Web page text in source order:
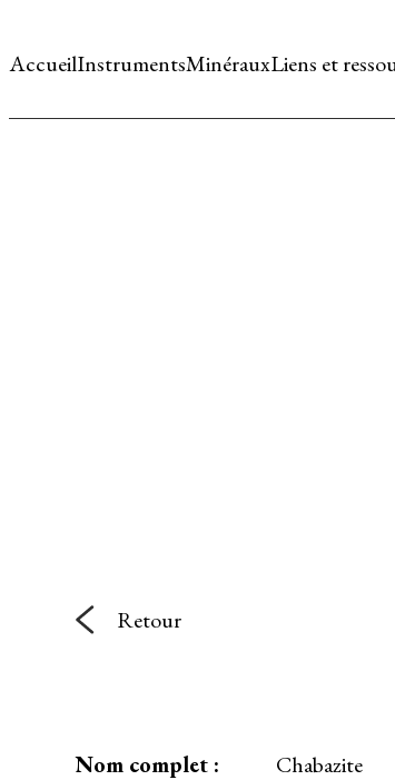
AccueilInstrumentsMinérauxLiens et
Retour
Nom complet :
Chabazite